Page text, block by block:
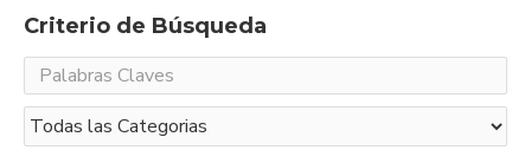
Criterio de Búsqueda